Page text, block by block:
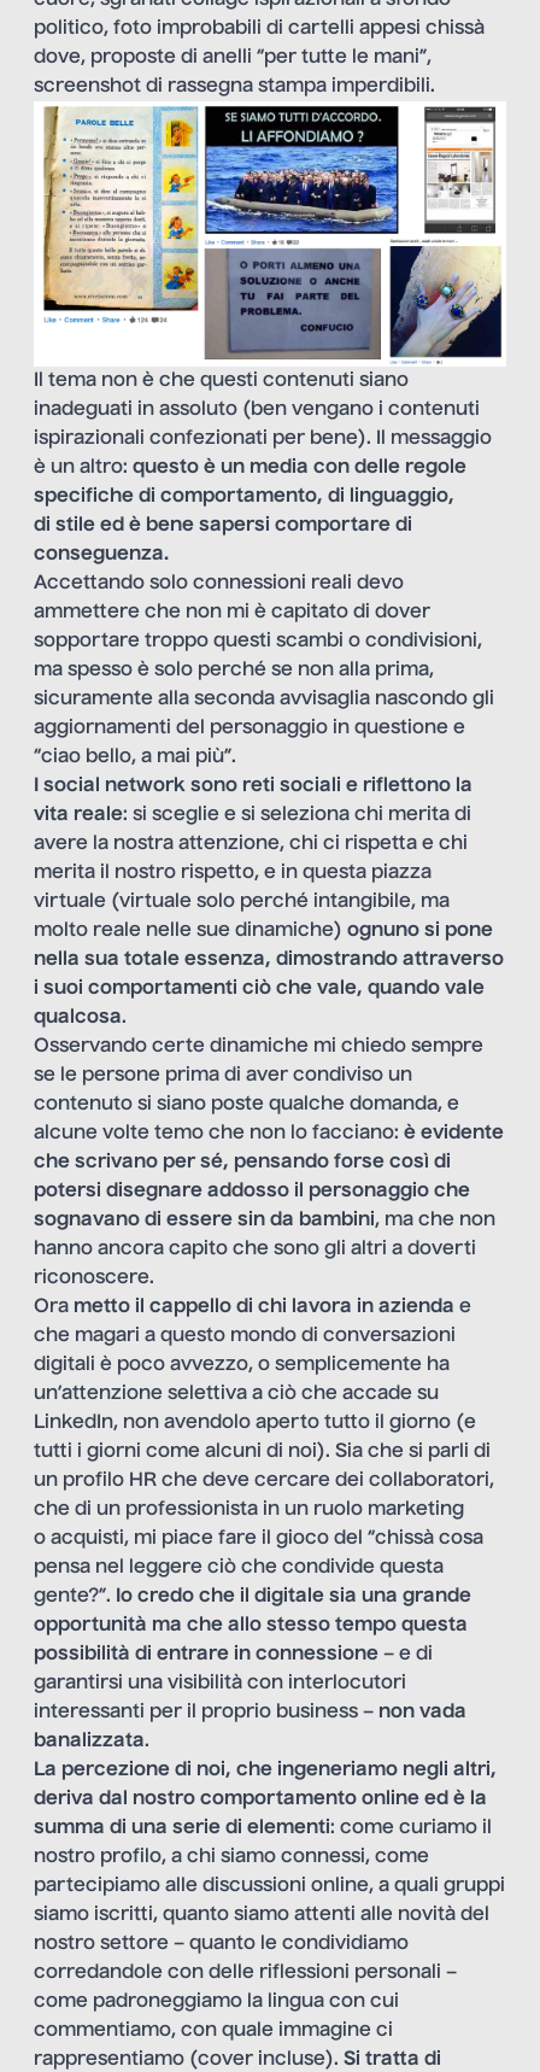
politico, foto improbabili di cartelli appesi chissà
dove, proposte di anelli “per tutte le mani”,
screenshot di rassegna stampa imperdibili.
Il tema non è che questi contenuti siano
inadeguati in assoluto (ben vengano i contenuti
ispirazionali confezionati per bene). Il messaggio
è un altro: questo è un media con delle regole
specifiche di comportamento, di linguaggio,
di stile ed è bene sapersi comportare di
conseguenza.
Accettando solo connessioni reali devo
ammettere che non mi è capitato di dover
sopportare troppo questi scambi o condivisioni,
ma spesso è solo perché se non alla prima,
sicuramente alla seconda avvisaglia nascondo gli
aggiornamenti del personaggio in questione e
“ciao bello, a mai più”.
I social network sono reti sociali e riflettono la
vita reale: si sceglie e si seleziona chi merita di
avere la nostra attenzione, chi ci rispetta e chi
merita il nostro rispetto, e in questa piazza
virtuale (virtuale solo perché intangibile, ma
molto reale nelle sue dinamiche) ognuno si pone
nella sua totale essenza, dimostrando attraverso
i suoi comportamenti ciò che vale, quando vale
qualcosa.
Osservando certe dinamiche mi chiedo sempre
se le persone prima di aver condiviso un
contenuto si siano poste qualche domanda, e
alcune volte temo che non lo facciano: è evidente
che scrivano per sé, pensando forse così di
potersi disegnare addosso il personaggio che
sognavano di essere sin da bambini, ma che non
hanno ancora capito che sono gli altri a doverti
riconoscere.
Ora metto il cappello di chi lavora in azienda e
che magari a questo mondo di conversazioni
digitali è poco avvezzo, o semplicemente ha
un’attenzione selettiva a ciò che accade su
LinkedIn, non avendolo aperto tutto il giorno (e
tutti i giorni come alcuni di noi). Sia che si parli di
un profilo HR che deve cercare dei collaboratori,
che di un professionista in un ruolo marketing
o acquisti, mi piace fare il gioco del “chissà cosa
pensa nel leggere ciò che condivide questa
gente?”. Io credo che il digitale sia una grande
opportunità ma che allo stesso tempo questa
possibilità di entrare in connessione – e di
garantirsi una visibilità con interlocutori
interessanti per il proprio business – non vada
banalizzata.
La percezione di noi, che ingeneriamo negli altri,
deriva dal nostro comportamento online ed è la
summa di una serie di elementi: come curiamo il
nostro profilo, a chi siamo connessi, come
partecipiamo alle discussioni online, a quali gruppi
siamo iscritti, quanto siamo attenti alle novità del
nostro settore – quanto le condividiamo
corredandole con delle riflessioni personali –
come padroneggiamo la lingua con cui
commentiamo, con quale immagine ci
rappresentiamo (cover incluse). Si tratta di